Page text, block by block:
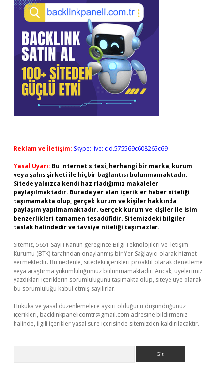
Reklam ve İletişim: Skype: live:.cid.575569c608265c69
Yasal Uyarı: Bu internet sitesi, herhangi bir marka, kurum
veya şahıs şirketi ile hiçbir bağlantısı bulunmamaktadır.
Sitede yalnızca kendi hazırladığımız makaleler
paylaşılmaktadır. Burada yer alan içerikler haber niteliği
taşımamakta olup, gerçek kurum ve kişiler hakkında
paylaşım yapılmamaktadır. Gerçek kurum ve kişiler ile isim
benzerlikleri tamamen tesadüfidir. Sitemizdeki bilgiler
taslak halindedir ve tavsiye niteliği taşımazlar.
Sitemiz, 5651 Sayılı Kanun gereğince Bilgi Teknolojileri ve İletişim
Kurumu (BTK) tarafından onaylanmış bir Yer Sağlayıcı olarak hizmet
vermektedir. Bu nedenle, sitedeki içerikleri proaktif olarak denetleme
veya araştırma yükümlülüğümüz bulunmamaktadır. Ancak, üyelerimiz
yazdıkları içeriklerin sorumluluğunu taşımakta olup, siteye üye olarak
bu sorumluluğu kabul etmiş sayılırlar.
Hukuka ve yasal düzenlemelere aykırı olduğunu düşündüğünüz
içerikleri, backlinkpanelicomtr@gmail.com adresine bildirmeniz
halinde, ilgili içerikler yasal süre içerisinde sitemizden kaldırılacaktır.